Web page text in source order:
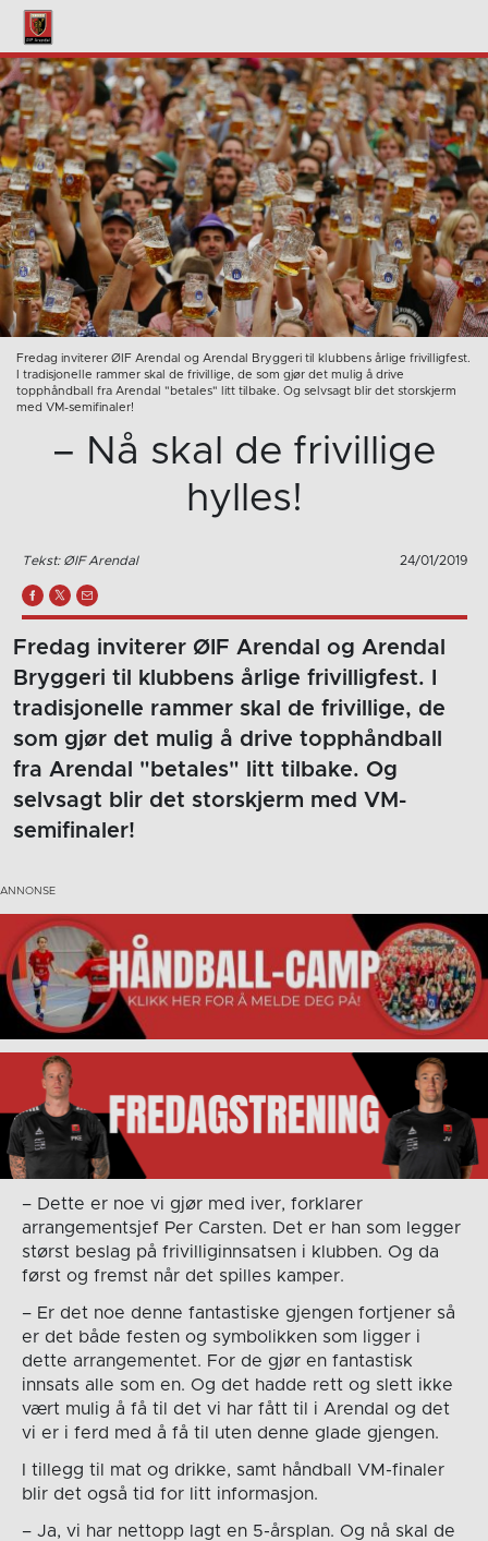
Fredag inviterer ØIF Arendal og Arendal Bryggeri til klubbens årlige frivilligfest.
I tradisjonelle rammer skal de frivillige, de som gjør det mulig å drive
topphåndball fra Arendal "betales" litt tilbake. Og selvsagt blir det storskjerm
med VM-semifinaler!
– Nå skal de frivillige
hylles!
Tekst: ØIF Arendal 24/01/2019
Fredag inviterer ØIF Arendal og Arendal
Bryggeri til klubbens årlige frivilligfest. I
tradisjonelle rammer skal de frivillige, de
som gjør det mulig å drive topphåndball
fra Arendal "betales" litt tilbake. Og
selvsagt blir det storskjerm med VM-
semifinaler!
– Dette er noe vi gjør med iver, forklarer
arrangementsjef Per Carsten. Det er han som legger
størst beslag på frivilliginnsatsen i klubben. Og da
først og fremst når det spilles kamper.
– Er det noe denne fantastiske gjengen fortjener så
er det både festen og symbolikken som ligger i
dette arrangementet. For de gjør en fantastisk
innsats alle som en. Og det hadde rett og slett ikke
vært mulig å få til det vi har fått til i Arendal og det
vi er i ferd med å få til uten denne glade gjengen.
I tillegg til mat og drikke, samt håndball VM-finaler
blir det også tid for litt informasjon.
– Ja, vi har nettopp lagt en 5-årsplan. Og nå skal de